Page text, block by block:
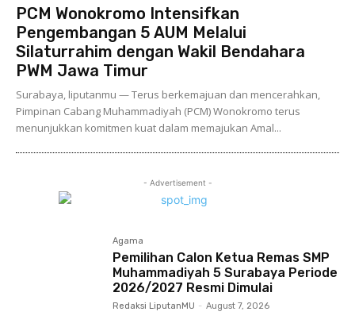
PCM Wonokromo Intensifkan
Pengembangan 5 AUM Melalui
Silaturrahim dengan Wakil Bendahara
PWM Jawa Timur
Surabaya, liputanmu — Terus berkemajuan dan mencerahkan,
Pimpinan Cabang Muhammadiyah (PCM) Wonokromo terus
menunjukkan komitmen kuat dalam memajukan Amal...
- Advertisement -
Agama
Pemilihan Calon Ketua Remas SMP
Muhammadiyah 5 Surabaya Periode
2026/2027 Resmi Dimulai
Redaksi LiputanMU - August 7, 2026